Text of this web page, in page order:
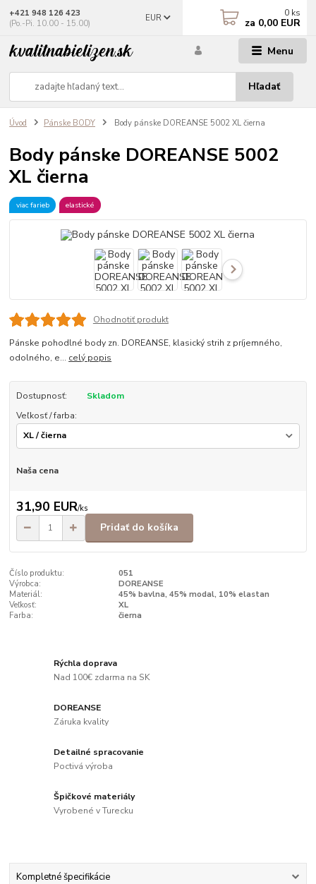
Menu
EUR
Hľadať
+421 948 126 423
(Po.-Pi. 10.00 - 15.00)
0 ks
za 0,00 EUR
Úvod Pánske BODY Body pánske DOREANSE 5002 XL čierna
Body pánske DOREANSE 5002
XL čierna
viac farieb elastické
Ohodnotiť produkt
Pánske pohodlné body zn. DOREANSE, klasický strih z príjemného,
odolného, e... celý popis
Dostupnosť:
Skladom
Veľkosť / farba:
Naša cena
31,90 EUR/ks
Pridať do košíka
Číslo produktu:
051
Výrobca:
DOREANSE
Materiál:
45% bavlna, 45% modal, 10% elastan
Veľkosť:
XL
Farba:
čierna
Rýchla doprava
Nad 100€ zdarma na SK
DOREANSE
Záruka kvality
Detailné spracovanie
Poctivá výroba
Špičkové materiály
Vyrobené v Turecku
Kompletné špecifikácie